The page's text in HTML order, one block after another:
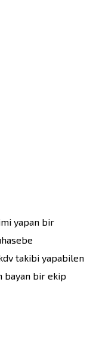
yapan bir
takibi yapabilen
bayan bir ekip